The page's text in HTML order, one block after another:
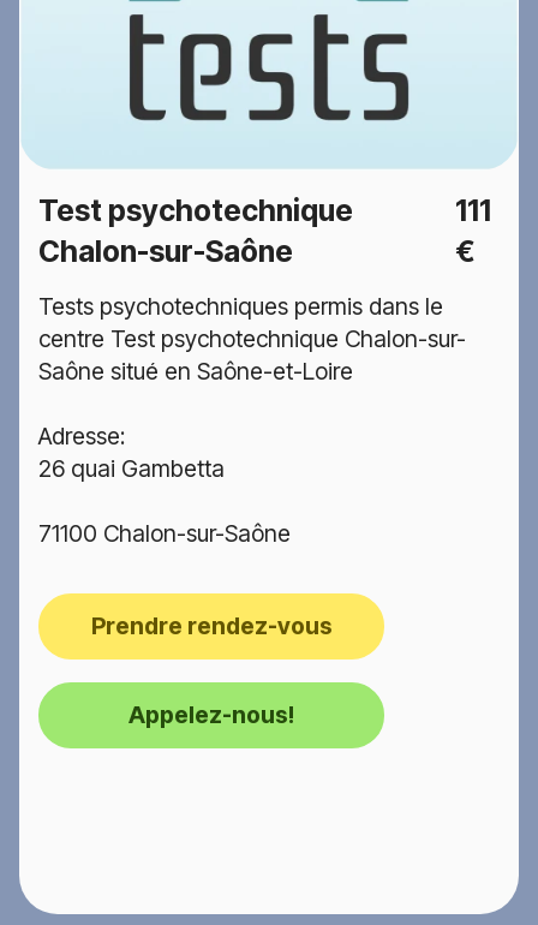
Test psychotechnique
Chalon-sur-Saône
111
€
Tests psychotechniques permis dans le
centre Test psychotechnique Chalon-sur-
Saône situé en Saône-et-Loire
Adresse:
26 quai Gambetta
71100 Chalon-sur-Saône
Prendre rendez-vous
Appelez-nous!